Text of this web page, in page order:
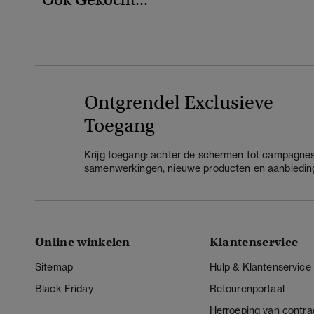
Ontgrendel Exclusieve
Toegang
Krijg toegang: achter de schermen tot
samenwerkingen, nieuwe producten en
Online winkelen
Sitemap
Black Friday
Klantenservice
Hulp & Klantenservice
Retourenportaal
Herroeping van